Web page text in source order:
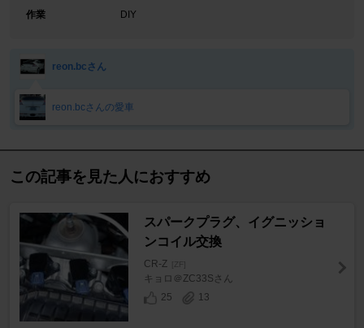
作業
DIY
reon.bcさん
reon.bcさんの愛車
この記事を見た人におすすめ
スパークプラグ、イグニッショ
ンコイル交換
CR-Z [ZF]
キョロ＠ZC33Sさん
25
13